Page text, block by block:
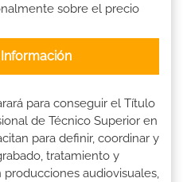
sobre el precio
para conseguir el Título
de Técnico Superior en
para definir, coordinar y
tratamiento y
audiovisuales,